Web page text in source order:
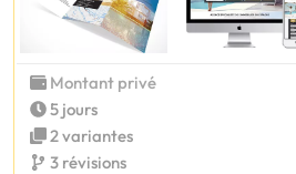
Montant privé
5 jours
2 variantes
3 révisions